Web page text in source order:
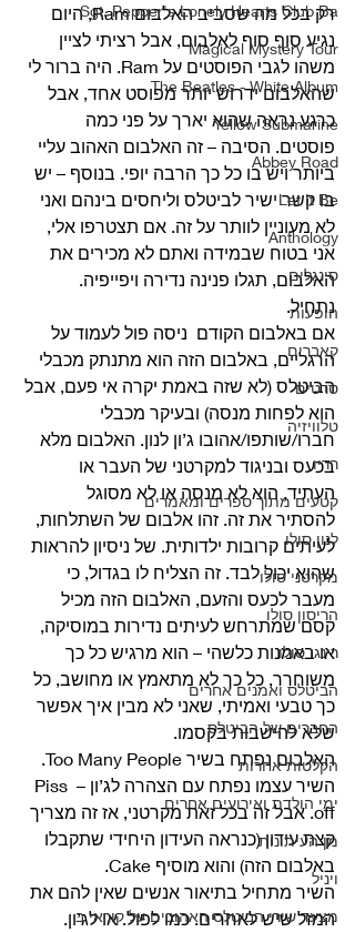
Sgt. Pepper's Lonely Hearts Club Ba
Magical Mystery Tour
The Beatles - White Album
Yellow Submarine
Abbey Road
Let It Be
Anthology
סינגלים
הופעות
קאברים
סרטים
טלוויזיה
רדיו
קטעים מתוך ספרים ומאמרים
לנון סולו
מקרטני סולו
הריסון סולו
רינגו סולו
הביטלס ואמנים אחרים
החברים של הביטלס
הקלטות אחרות
ימי הולדת ואירועים אחרים
מן העיתונות
ויניל
מצעד שירי הביטלס האהובים על קוראי ב
רק בכל מה שסביב האלבום Ram, היום
נגיע סוף סוף לאלבום, אבל רציתי לציין
משהו לגבי הפוסטים על Ram. היה ברור לי
שהאלבום ידרוש יותר מפוסט אחד, אבל
כרגע נראה שהוא יארך על פני כמה
פוסטים. הסיבה – זה האלבום האהוב עליי
ביותר ויש בו כל כך הרבה יופי. בנוסף – יש
בו קשר ישיר לביטלס וליחסים בינהם ואני
לא מעוניין לוותר על זה. אם תצטרפו אלי,
אני בטוח שבמידה ואתם לא מכירים את
האלבום, תגלו פנינה נדירה ויפייפיה.
נתחיל.
אם באלבום הקודם  ניסה פול לעמוד על
הרגליים, באלבום הזה הוא מתנתק מכבלי
הביטלס (לא שזה באמת יקרה אי פעם, אבל
הוא לפחות מנסה) ובעיקר מכבלי
חברו/שותפו/אהובו ג’ון לנון. האלבום מלא
בכעס ובניגוד למקרטני של העבר או
העתיד, הוא לא מנסה או לא מסוגל
להסתיר את זה. זהו אלבום של השתלחות,
לעיתים קרובות ילדותית. של ניסיון להראות
שהוא יכול לבד. זה הצליח לו בגדול, כי
מעבר לכעס והזעם, האלבום הזה מכיל
קסם שמתרחש לעיתים נדירות במוסיקה,
או באמנות כלשהי – הוא מרגיש כל כך
משוחרר, כל כך לא מתאמץ או מחושב, כל
כך טבעי ואמיתי, שאני לא מבין איך אפשר
שלא להישבות בקסמו.
השיר עצמו נפתח עם הצהרה לג’ון – Piss
off. אבל זה בכל זאת מקרטני, אז זה מצריך
קצת עידון (כנראה העידון היחידי שתקבלו
באלבום הזה) והוא מוסיף Cake.
השיר מתחיל בתיאור אנשים שאין להם את
המזל שיש לאחרים. כמו לפול. או לג’ון.